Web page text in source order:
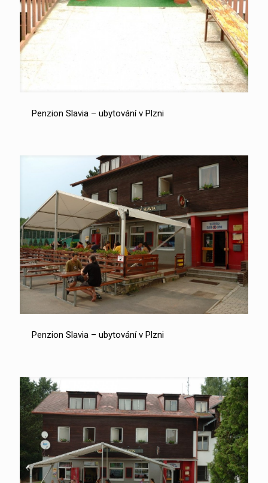
Penzion Slavia – ubytování v Plzni
Penzion Slavia – ubytování v Plzni